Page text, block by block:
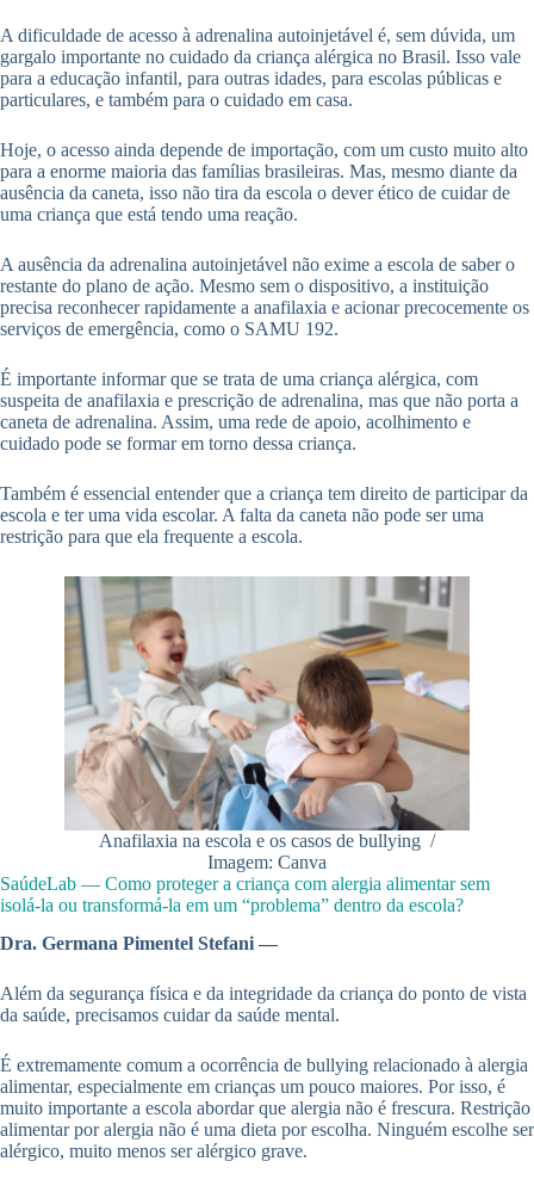
A dificuldade de acesso à adrenalina autoinjetável é, sem dúvida, um
gargalo importante no cuidado da criança alérgica no Brasil. Isso vale
para a educação infantil, para outras idades, para escolas públicas e
particulares, e também para o cuidado em casa.
Hoje, o acesso ainda depende de importação, com um custo muito alto
para a enorme maioria das famílias brasileiras. Mas, mesmo diante da
ausência da caneta, isso não tira da escola o dever ético de cuidar de
uma criança que está tendo uma reação.
A ausência da adrenalina autoinjetável não exime a escola de saber o
restante do plano de ação. Mesmo sem o dispositivo, a instituição
precisa reconhecer rapidamente a anafilaxia e acionar precocemente os
serviços de emergência, como o SAMU 192.
É importante informar que se trata de uma criança alérgica, com
suspeita de anafilaxia e prescrição de adrenalina, mas que não porta a
caneta de adrenalina. Assim, uma rede de apoio, acolhimento e
cuidado pode se formar em torno dessa criança.
Também é essencial entender que a criança tem direito de participar da
escola e ter uma vida escolar. A falta da caneta não pode ser uma
restrição para que ela frequente a escola.
Anafilaxia na escola e os casos de bullying /
Imagem: Canva
SaúdeLab — Como proteger a criança com alergia alimentar sem
isolá-la ou transformá-la em um “problema” dentro da escola?
Dra. Germana Pimentel Stefani —
Além da segurança física e da integridade da criança do ponto de vista
da saúde, precisamos cuidar da saúde mental.
É extremamente comum a ocorrência de bullying relacionado à alergia
alimentar, especialmente em crianças um pouco maiores. Por isso, é
muito importante a escola abordar que alergia não é frescura. Restrição
alimentar por alergia não é uma dieta por escolha. Ninguém escolhe ser
alérgico, muito menos ser alérgico grave.